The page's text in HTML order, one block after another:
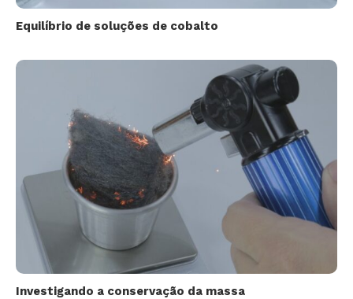
Equilíbrio de soluções de cobalto
Investigando a conservação da massa